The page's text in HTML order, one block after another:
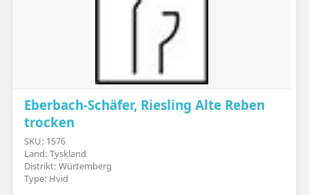
Eberbach-Schäfer, Riesling Alte Reben
trocken
SKU: 1576
Land: Tyskland
Distrikt: Würtemberg
Type: Hvid